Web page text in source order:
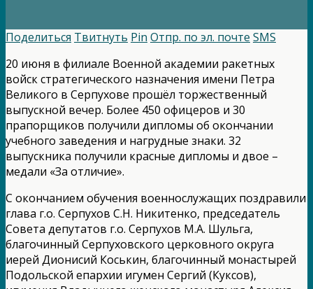
Поделиться Твитнуть Pin Отпр. по эл. почте SMS
20 июня в филиале Военной академии ракетных
войск стратегического назначения имени Петра
Великого в Серпухове прошёл торжественный
выпускной вечер. Более 450 офицеров и 30
прапорщиков получили дипломы об окончании
учебного заведения и нагрудные знаки. 32
выпускника получили красные дипломы и двое –
медали «За отличие».
С окончанием обучения военнослужащих поздравили
глава г.о. Серпухов С.Н. Никитенко, председатель
Совета депутатов г.о. Серпухов М.А. Шульга,
благочинный Серпуховского церковного округа
иерей Дионисий Коськин, благочинный монастырей
Подольской епархии игумен Сергий (Куксов),